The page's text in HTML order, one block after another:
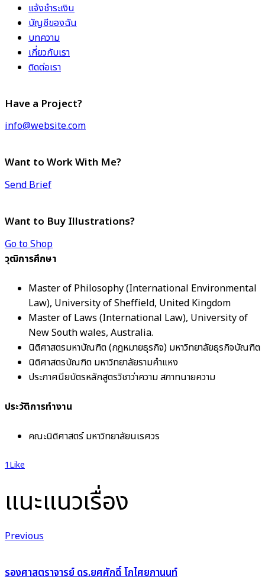
แจ้งชำระเงิน
บัญชีของฉัน
บทความ
เกี่ยวกับเรา
ติดต่อเรา
Have a Project?
info@website.com
Want to Work With Me?
Send Brief
Want to Buy Illustrations?
Go to Shop
วุฒิการศึกษา
Master of Philosophy (International Environmental
Law), University of Sheffield, United Kingdom
Master of Laws (International Law), University of
New South wales, Australia.
นิติศาสตรมหาบัณฑิต (กฎหมายธุรกิจ) มหาวิทยาลัยธุรกิจบัณฑิต
นิติศาสตรบัณฑิต มหาวิทยาลัยรามคำแหง
ประกาศนียบัตรหลักสูตรวิชาว่าความ สภาทนายความ
ประวัติการทำงาน
คณะนิติศาสตร์ มหาวิทยาลัยนเรศวร
1Like
แนะแนวเรื่อง
Previous
รองศาสตราจารย์ ดร.ยศศักดิ์ โกไศยกานนท์